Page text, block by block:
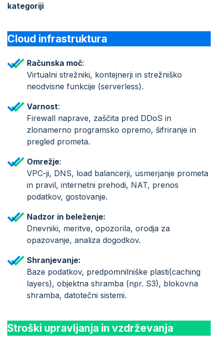
kategoriji
Cloud infrastruktura
Računska moč:
Virtualni strežniki, kontejnerji in strežniško
neodvisne funkcije (serverless).
Varnost:
Firewall naprave, zaščita pred DDoS in
zlonamerno programsko opremo, šifriranje in
pregled prometa.
Omrežje:
VPC-ji, DNS, load balancerji, usmerjanje prometa
in pravil, internetni prehodi, NAT, prenos
podatkov, gostovanje.
Nadzor in beleženje:
Dnevniki, meritve, opozorila, orodja za
opazovanje, analiza dogodkov.
Shranjevanje:
Baze podatkov, predpomnilniške plasti(caching
layers), objektna shramba (npr. S3), blokovna
shramba, datotečni sistemi.
Stroški upravljanja in vzdrževanja